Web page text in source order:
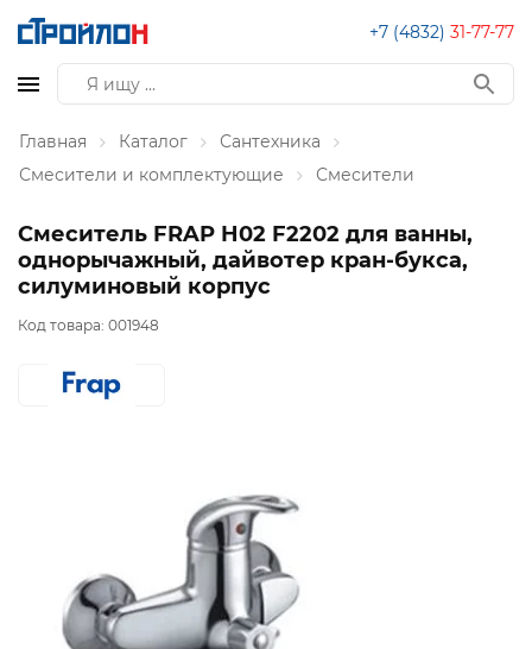
+7 (4832) 31-77-77
Главная Каталог
Сантехника
Смесители и комплектующие
Смесители
Смеситель FRAP H02 F2202 для ванны,
однорычажный, дайвотер кран-букса,
силуминовый корпус
Код товара: 001948